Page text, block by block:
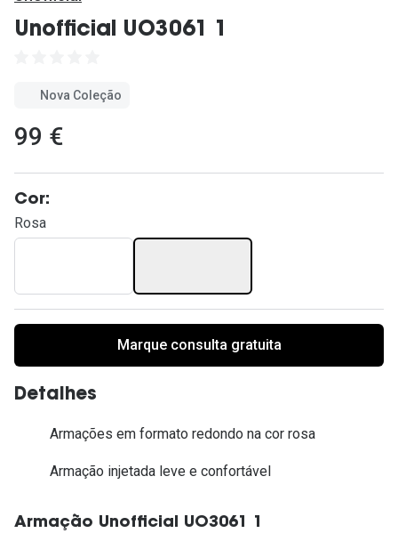
Unofficial UO3061 1
Nova Coleção
99 €
Cor:
Rosa
Marque consulta gratuita
Detalhes
Armações em formato redondo na cor rosa
Armação injetada leve e confortável
Armação Unofficial UO3061 1